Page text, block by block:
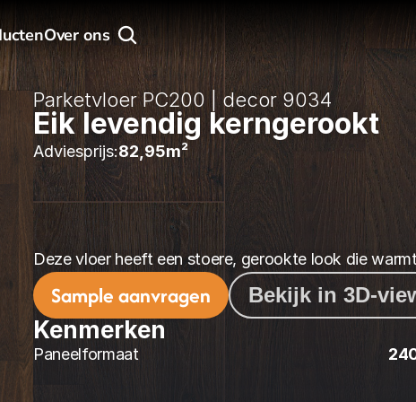
Over ons
Parketvloer PC200 | decor 9034
Eik levendig kerngerookt
Adviesprijs:82,95m²
Deze vloer heeft een stoere, gerookte look die
Sample aanvragen Bekijk in 3D-
Kenmerken
Paneelformaat